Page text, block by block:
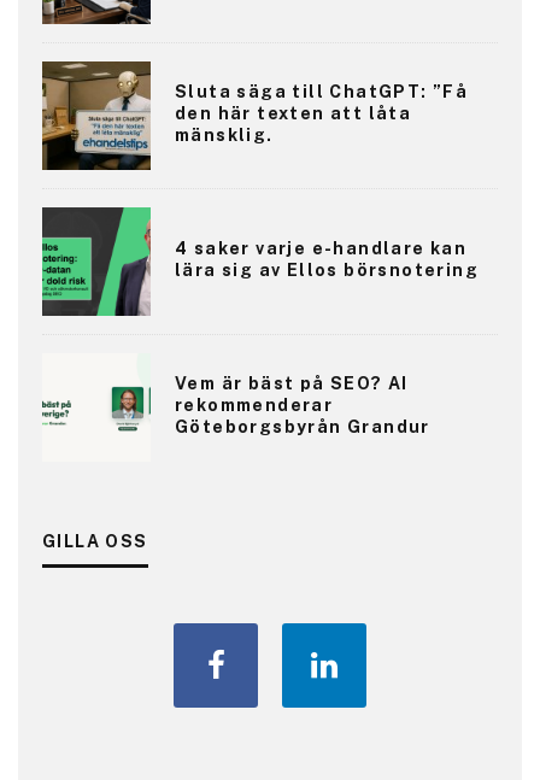
Sluta säga till ChatGPT: ”Få
den här texten att låta
mänsklig.
4 saker varje e-handlare kan
lära sig av Ellos börsnotering
Vem är bäst på SEO? AI
rekommenderar
Göteborgsbyrån Grandur
GILLA OSS